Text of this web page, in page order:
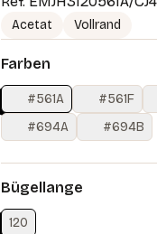
Acetat Vollrand
Farben
#561A #561F
#694A
#694B
Bügellange
120